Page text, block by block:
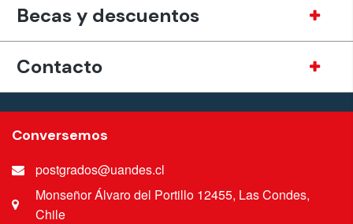
Becas y descuentos
Contacto
Conversemos
postgrados@uandes.cl
Monseñor Álvaro del Portillo 12455, Las Condes,
Chile